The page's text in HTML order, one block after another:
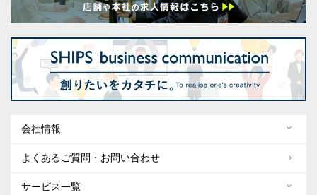
会社情報
よくあるご質問・お問い合わせ
サービス一覧